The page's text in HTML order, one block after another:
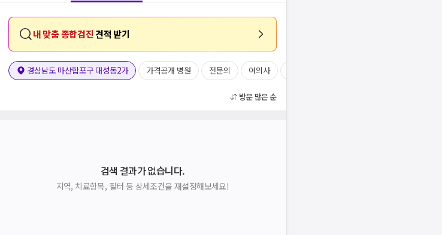
내 맞춤 종합검진 견적 받기
경상남도 마산합포구 대성동2가 가격공개 병원 전문의 여의사
방문 많은 순
검색 결과가 없습니다.
지역, 치료항목, 필터 등 상세조건을 재설정해보세요!